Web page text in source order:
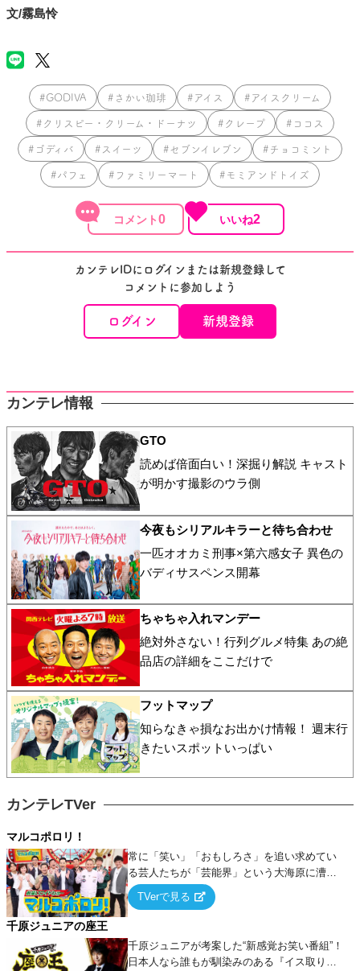
文/霧島怜
#GODIVA #さかい珈琲 #アイス #アイスクリーム
#クリスピー・クリーム・ドーナツ #クレープ #ココス
#ゴディバ #スイーツ #セブンイレブン #チョコミント
#パフェ #ファミリーマート #モミアンドトイズ
0 2
カンテレIDにログインまたは新規登録して
コメントに参加しよう
ログイン 新規登録
カンテレ情報
GTO
読めば倍面白い！深掘り解説 キャスト
が明かす撮影のウラ側
今夜もシリアルキラーと待ち合わせ
一匹オオカミ刑事×第六感女子 異色の
バディサスペンス開幕
ちゃちゃ入れマンデー
絶対外さない！行列グルメ特集 あの絶
品店の詳細をここだけで
フットマップ
知らなきゃ損なお出かけ情報！ 週末行
きたいスポットいっぱい
カンテレTVer
マルコポロリ！
常に「笑い」「おもしろさ」を追い求めてい
る芸人たちが「芸能界」という大海原に漕ぎ
出でて、新たなオモシロ人間を発掘する！
TVerで見る
千原ジュニアの座王
千原ジュニアが考案した“新感覚お笑い番組”！
日本人なら誰もが馴染みのある『イス取りゲ